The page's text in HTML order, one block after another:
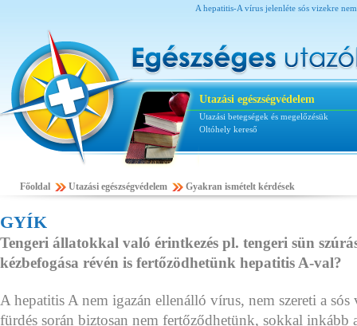
A hepatitis-A vírus jelenléte sós vizekre
Utazási egészségvédelem
Utazási betegségek és megelőzésük
Oltóhely kereső
Főoldal Utazási egészségvédelem Gyakran ismételt kérdések
GYÍK
Tengeri állatokkal való érintkezés pl. tengeri sün
kézbefogása révén is fertőzödhetünk hepatitis A-val?
A hepatitis A nem igazán ellenálló vírus, nem szereti a
fürdés során biztosan nem fertőződhetünk, sokkal inkább